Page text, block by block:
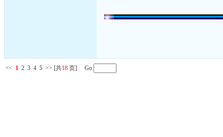
<< 1 2 3 4 5 >> [共18 页] Go